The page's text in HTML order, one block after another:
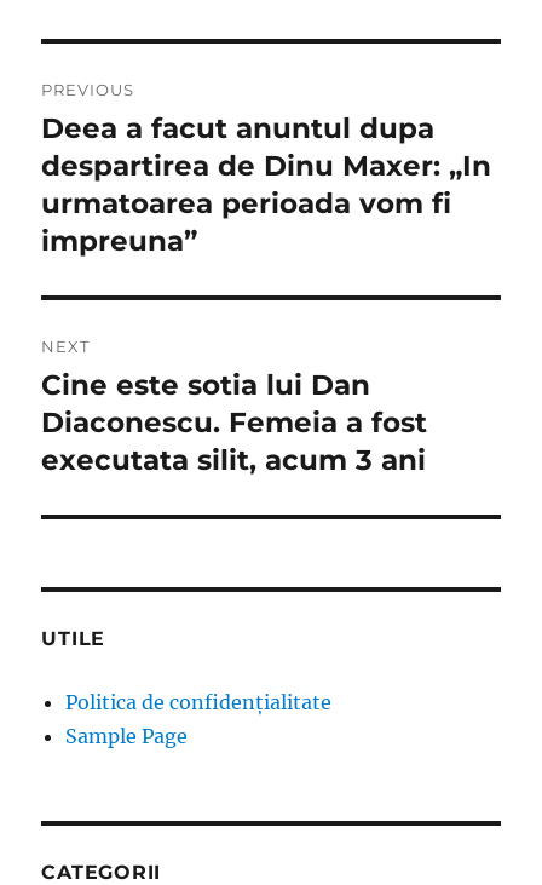
în
articole
PREVIOUS
Previous
post:
Deea a facut anuntul dupa
despartirea de Dinu Maxer: „In
urmatoarea perioada vom fi
impreuna”
NEXT
Next
post:
Cine este sotia lui Dan
Diaconescu. Femeia a fost
executata silit, acum 3 ani
UTILE
Politica de confidențialitate
Sample Page
CATEGORII